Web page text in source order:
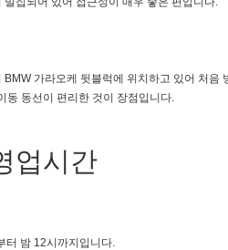
가라오케 뒷블럭에 위치하고 있어 처음
동 동선이 편리한 것이 장점입니다.
업시간
터 밤 12시까지입니다.